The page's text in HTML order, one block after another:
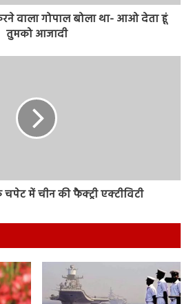
वाला गोपाल बोला था- आओ देता हूं
तुमको आजादी
में चीन की फैक्‍ट्री एक्‍टीविटी